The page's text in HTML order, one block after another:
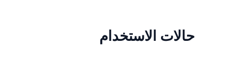
حالات الاستخدام